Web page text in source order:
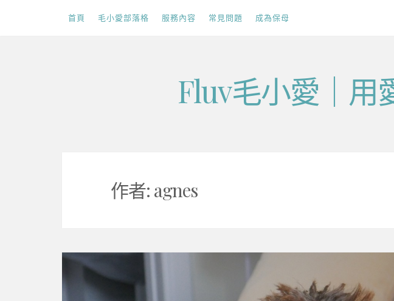
首頁 毛小愛部落格 服務內容 常見問題 成為保母
Fluv毛小愛｜用
作者: agnes